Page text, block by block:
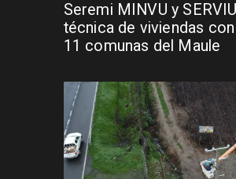
Seremi MINVU y
técnica de viviendas
11 comunas del Maule